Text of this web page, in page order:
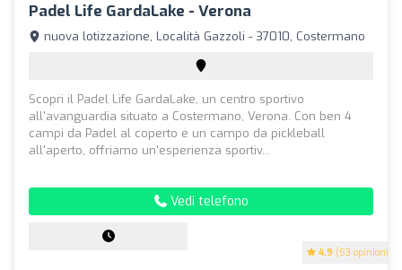
Padel Life GardaLake - Verona
4.9 (53 opinioni)
nuova lotizzazione, Località Gazzoli - 37010, Costermano
Scopri il Padel Life GardaLake, un centro sportivo
all'avanguardia situato a Costermano, Verona. Con ben 4
campi da Padel al coperto e un campo da pickleball
all'aperto, offriamo un'esperienza sportiv...
Vedi telefono